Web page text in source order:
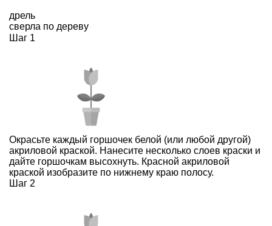
дрель
сверла по дереву
Шаг 1
Окрасьте каждый горшочек белой (или любой другой)
акриловой краской. Нанесите несколько слоев краски и
дайте горшочкам высохнуть. Красной акриловой
краской изобразите по нижнему краю полосу.
Шаг 2